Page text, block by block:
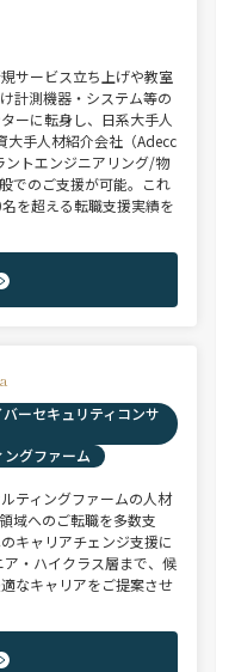
サービス立ち上げや教室
計測機器・システム等の
ーに転身し、日系大手人
大手人材紹介会社（Adecc
トエンジニアリング/物
でのご支援が可能。これ
を超える転職支援実績を
ーセキュリティコンサ
ングファーム
ティングファームの人材
域へのご転職を多数支
キャリアチェンジ支援に
・ハイクラス層まで、候
なキャリアをご提案させ